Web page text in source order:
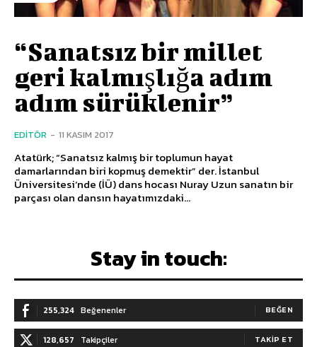
“Sanatsız bir millet
geri kalmışlığa adım
adım sürüklenir”
EDITÖR - 11 KASIM 2017
Atatürk; “Sanatsız kalmış bir toplumun hayat
damarlarından biri kopmuş demektir” der. İstanbul
Üniversitesi’nde (İÜ) dans hocası Nuray Uzun sanatın bir
parçası olan dansın hayatımızdaki...
Stay in touch:
255,324 Beğenenler BEĞEN
128,657 Takipçiler TAKIP ET